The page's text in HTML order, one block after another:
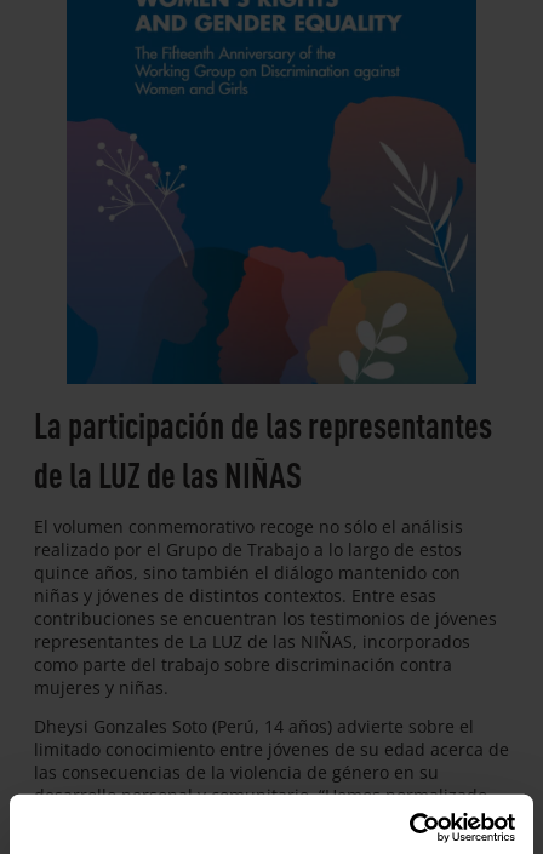
La participación de las representantes
de la LUZ de las NIÑAS
El volumen conmemorativo recoge no sólo el análisis
realizado por el Grupo de Trabajo a lo largo de estos
quince años, sino también el diálogo mantenido con
niñas y jóvenes de distintos contextos. Entre esas
contribuciones se encuentran los testimonios de jóvenes
representantes de La LUZ de las NIÑAS, incorporados
como parte del trabajo sobre discriminación contra
mujeres y niñas.
Dheysi Gonzales Soto (Perú, 14 años) advierte sobre el
limitado conocimiento entre jóvenes de su edad acerca de
las consecuencias de la violencia de género en su
desarrollo personal y comunitario. “Hemos normalizado
sus distintas manifestaciones en nuestras relaciones”,
señala, denunciando también la falta de reconocimiento a